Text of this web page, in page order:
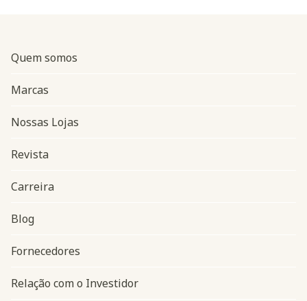
Navegação do rodapé
Quem somos
Marcas
Nossas Lojas
Revista
Carreira
Blog
Fornecedores
Relação com o Investidor